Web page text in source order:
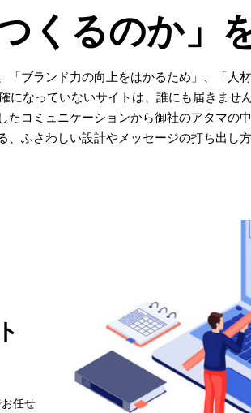
くるのか」
「ブランド力の向上をはかるため」、「人
になっていないサイトは、誰にも届きませ
たコミュニケーションから御社のアタマの
、ふさわしい設計やメッセージの打ち出し
任せ